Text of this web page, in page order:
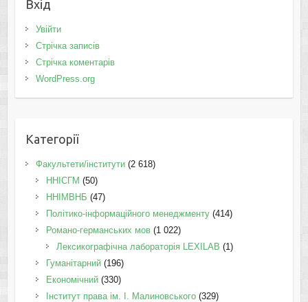
Вхід
Увійти
Стрічка записів
Стрічка коментарів
WordPress.org
Категорії
Факультети/інститути(2 618)
ННІСГМ (50)
ННІМВНБ (47)
Політико-інформаційного менеджменту(414)
Романо-германських мов(1 022)
Лексикографічна лабораторія LEXILAB (1)
Гуманітарний(196)
Економічний(330)
Інститут права ім. І. Малиновського(329)